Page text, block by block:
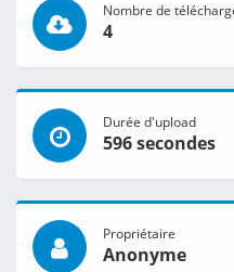
Nombre de
4
Durée d'upload
596 secondes
Propriétaire
Anonyme